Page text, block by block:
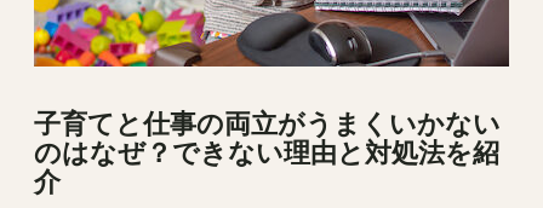
子育てと仕事の両立がうまくいかない
のはなぜ？できない理由と対処法を紹
介